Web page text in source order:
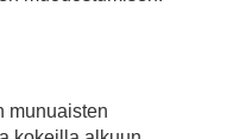
munuaisten